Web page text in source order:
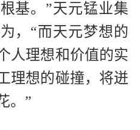
基。”天元锰业集
，“而天元梦想的
人理想和价值的实
理想的碰撞，将迸
。”